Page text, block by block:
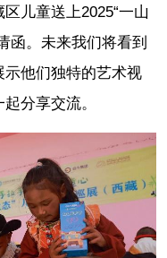
儿童送上2025“一山
函。未来我们将看到
他们独特的艺术视
分享交流。